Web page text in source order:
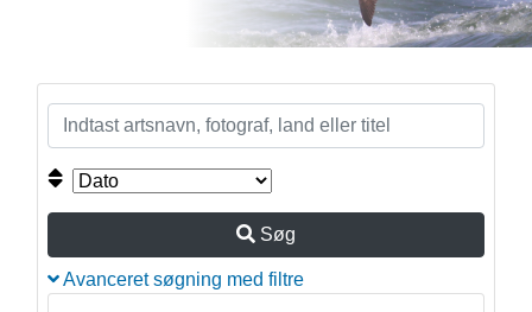
Søg
Avanceret søgning med filtre